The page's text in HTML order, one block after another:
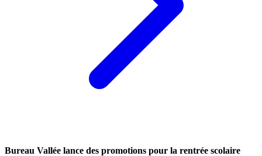
Bureau Vallée lance des promotions pour la rentrée scolaire